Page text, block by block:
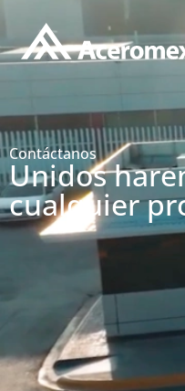
Contáctanos
Unidos
cualquier